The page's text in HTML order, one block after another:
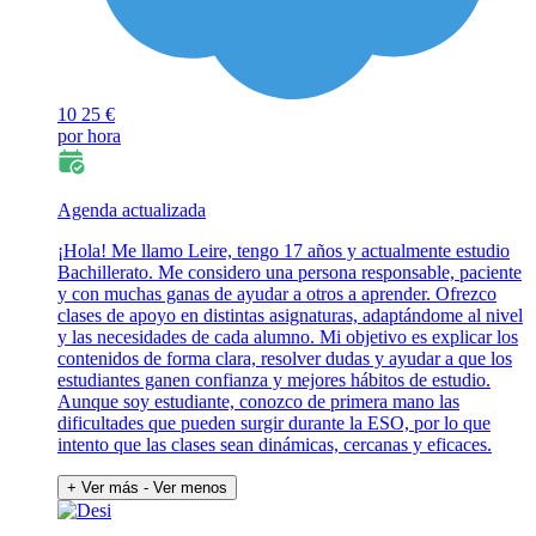
10 25 €
por hora
Agenda actualizada
¡Hola! Me llamo Leire, tengo 17 años y actualmente estudio
Bachillerato. Me considero una persona responsable, paciente
y con muchas ganas de ayudar a otros a aprender. Ofrezco
clases de apoyo en distintas asignaturas, adaptándome al nivel
y las necesidades de cada alumno. Mi objetivo es explicar los
contenidos de forma clara, resolver dudas y ayudar a que los
estudiantes ganen confianza y mejores hábitos de estudio.
Aunque soy estudiante, conozco de primera mano las
dificultades que pueden surgir durante la ESO, por lo que
intento que las clases sean dinámicas, cercanas y eficaces.
+ Ver más - Ver menos